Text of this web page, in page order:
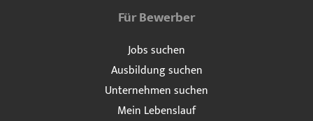
Für Bewerber
Jobs suchen
Ausbildung suchen
Unternehmen suchen
Mein Lebenslauf